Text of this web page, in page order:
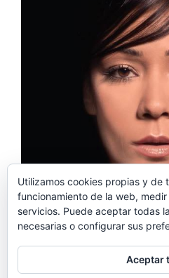
‘Meu Amor de Longe’ es el
de «Raquel» el nuevo disco de
Tavares. Es su tercer álbum tras
grabar, en los que ha viajado y
escenarios de todo…
Utilizamos cookies propias y de
funcionamiento de la web,
servicios. Puede aceptar todas
necesarias o configurar sus
Aceptar